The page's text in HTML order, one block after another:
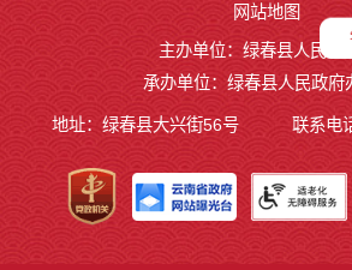
网站地图
主办单位：绿春县人民政
承办单位：绿春县人民政府
地址：绿春县大兴街56号 联系电